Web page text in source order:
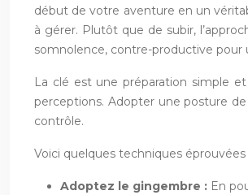
début de votre aventure en un
à gérer. Plutôt que de subir,
somnolence, contre-productive pour
La clé est une préparation simple
perceptions. Adopter une posture
contrôle.
Voici quelques techniques éprouvées
Adoptez le gingembre : En